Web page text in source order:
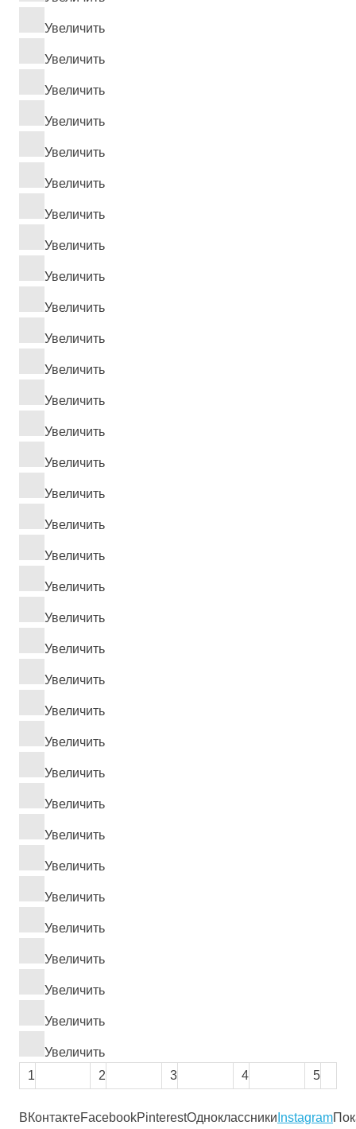
Увеличить
Увеличить
Увеличить
Увеличить
Увеличить
Увеличить
Увеличить
Увеличить
Увеличить
Увеличить
Увеличить
Увеличить
Увеличить
Увеличить
Увеличить
Увеличить
Увеличить
Увеличить
Увеличить
Увеличить
Увеличить
Увеличить
Увеличить
Увеличить
Увеличить
Увеличить
Увеличить
Увеличить
Увеличить
Увеличить
Увеличить
Увеличить
Увеличить
Увеличить
1
2 3 4 5
ВКонтактеFacebookPinterestОдноклассники Instagram